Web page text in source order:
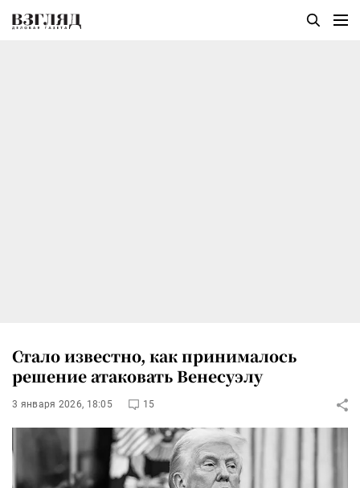
Стало известно, как принималось
решение атаковать Венесуэлу
3 января 2026, 18:05 15